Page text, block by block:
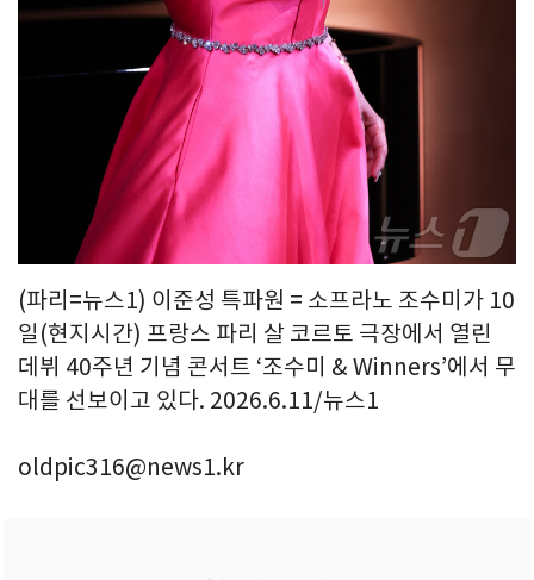
(파리=뉴스1) 이준성 특파원 = 소프라노 조수미가 10
일(현지시간) 프랑스 파리 살 코르토 극장에서 열린
데뷔 40주년 기념 콘서트 ‘조수미 & Winners’에서 무
대를 선보이고 있다. 2026.6.11/뉴스1
oldpic316@news1.kr